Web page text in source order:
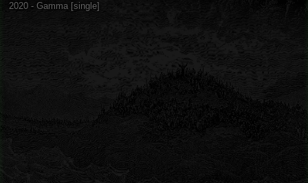
2020 - Gamma [single]